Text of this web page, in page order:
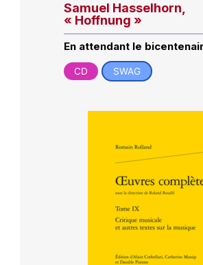
Samuel Hasselhorn,
« Hoffnung »
En attendant le
CD SWAG